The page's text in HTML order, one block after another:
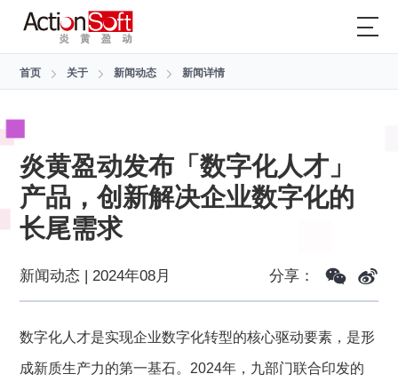
首页 关于 新闻动态 新闻详情
炎黄盈动发布「数字化人才」
产品，创新解决企业数字化的
长尾需求
新闻动态 | 2024年08月 分享：
数字化人才是实现企业数字化转型的核心驱动要素，是形
成新质生产力的第一基石。2024年，九部门联合印发的